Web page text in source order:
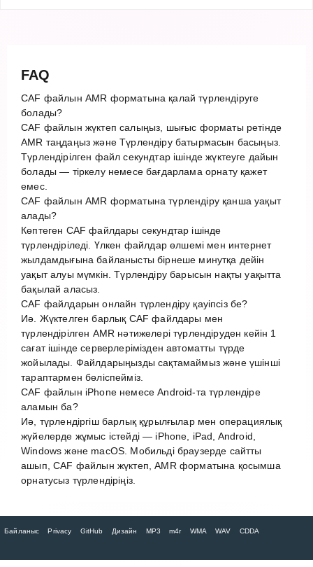
FAQ
CAF файлын AMR форматына қалай түрлендіруге
болады?
CAF файлын жүктеп салыңыз, шығыс форматы ретінде
AMR таңдаңыз және Түрлендіру батырмасын басыңыз.
Түрлендірілген файл секундтар ішінде жүктеуге дайын
болады — тіркелу немесе бағдарлама орнату қажет
емес.
CAF файлын AMR форматына түрлендіру қанша уақыт
алады?
Көптеген CAF файлдары секундтар ішінде
түрлендіріледі. Үлкен файлдар өлшемі мен интернет
жылдамдығына байланысты бірнеше минутқа дейін
уақыт алуы мүмкін. Түрлендіру барысын нақты уақытта
бақылай аласыз.
CAF файлдарын онлайн түрлендіру қауіпсіз бе?
Иә. Жүктелген барлық CAF файлдары мен
түрлендірілген AMR нәтижелері түрлендіруден кейін 1
сағат ішінде серверлерімізден автоматты түрде
жойылады. Файлдарыңызды сақтамаймыз және үшінші
тараптармен бөліспейміз.
CAF файлын iPhone немесе Android-та түрлендіре
аламын ба?
Иә, түрлендіргіш барлық құрылғылар мен операциялық
жүйелерде жұмыс істейді — iPhone, iPad, Android,
Windows және macOS. Мобильді браузерде сайтты
ашып, CAF файлын жүктеп, AMR форматына қосымша
орнатусыз түрлендіріңіз.
Байланыс Privacy GitHub Дизайн MP3 m4r WMA WAV CDDA